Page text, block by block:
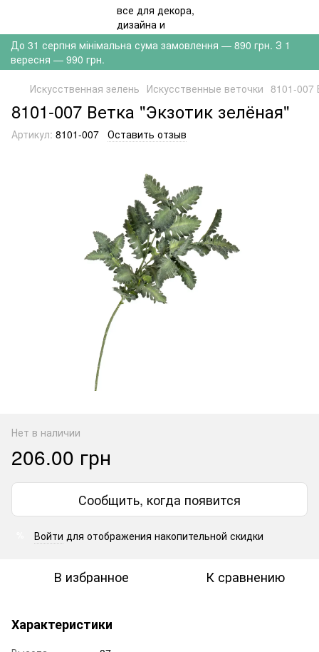
До 31 серпня мінімальна сума замовлення — 890 грн. З 1
вересня — 990 грн.
Искусственная зелень Искусственные веточки 8101-007
8101-007 Ветка "Экзотик зелёная"
Артикул: 8101-007 Оставить отзыв
Нет в наличии
206.00 грн
Сообщить, когда появится
Войти для отображения накопительной скидки
В избранное К сравнению
Характеристики